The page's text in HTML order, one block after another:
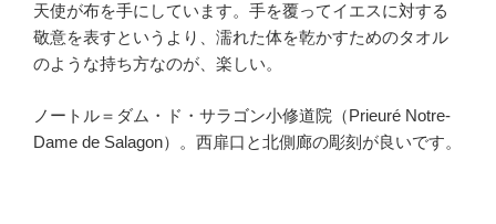
天使が布を手にしています。手を覆ってイエスに対する
敬意を表すというより、濡れた体を乾かすためのタオル
のような持ち方なのが、楽しい。
ノートル＝ダム・ド・サラゴン小修道院（Prieuré Notre-
Dame de Salagon）。西扉口と北側廊の彫刻が良いです。